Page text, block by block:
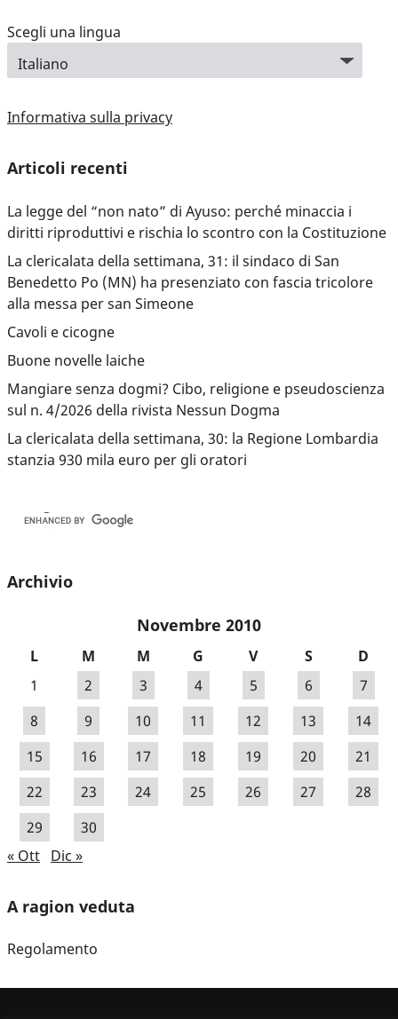
Scegli una lingua
Informativa sulla privacy
Articoli recenti
La legge del “non nato” di Ayuso: perché minaccia i
diritti riproduttivi e rischia lo scontro con la Costituzione
La clericalata della settimana, 31: il sindaco di San
Benedetto Po (MN) ha presenziato con fascia tricolore
alla messa per san Simeone
Cavoli e cicogne
Buone novelle laiche
Mangiare senza dogmi? Cibo, religione e pseudoscienza
sul n. 4/2026 della rivista Nessun Dogma
La clericalata della settimana, 30: la Regione Lombardia
stanzia 930 mila euro per gli oratori
Archivio
Novembre 2010
L M M G V S
D
1
2 3 4 5 6
7
8
9 10 11 12 13
14
15
16 17 18 19 20
21
22
23 24 25 26 27
28
29
30
« Ott Dic »
A ragion veduta
Regolamento